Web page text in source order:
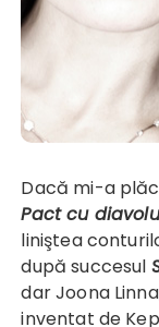
Dacă mi-a
Pact cu
liniştea
după succesul
dar Joona
inventat de